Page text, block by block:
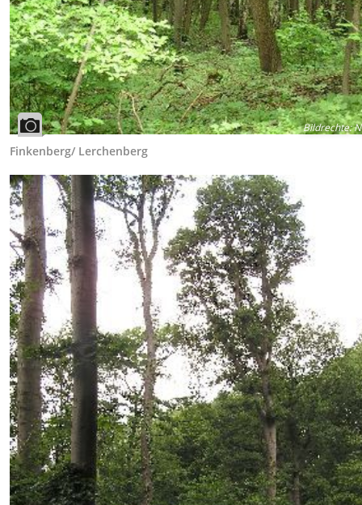
Bildrechte:
Finkenberg/ Lerchenberg